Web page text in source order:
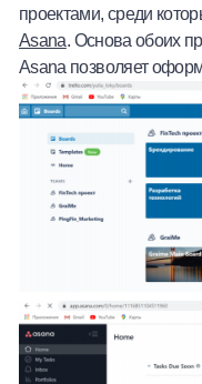
проектами, среди
Asana. Основа обоих
Asana позволяет